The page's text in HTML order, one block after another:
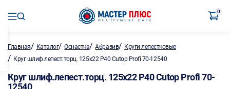
0
Главная/ Каталог/Оснастка/Абразив/ Круги лепестковые
/ Круг шлиф.лепест.торц. 125х22 P40 Cutop Profi 70-12540
Круг шлиф.лепест.торц. 125х22 P40 Cutop Profi 70-
12540